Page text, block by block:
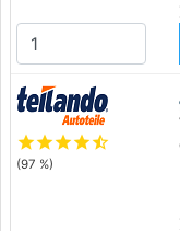
starstarstarstarstar_half
(97 %)